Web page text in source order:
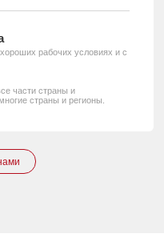
рабочих условиях и с
части страны и
страны и регионы.